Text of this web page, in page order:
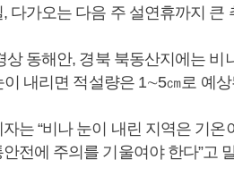
다가오는 다음 주 설연휴까지 큰
상 동해안, 경북 북동산지에는
내리면 적설량은 1∼5㎝로 예
는 “비나 눈이 내린 지역은 기
전에 주의를 기울여야 한다”고